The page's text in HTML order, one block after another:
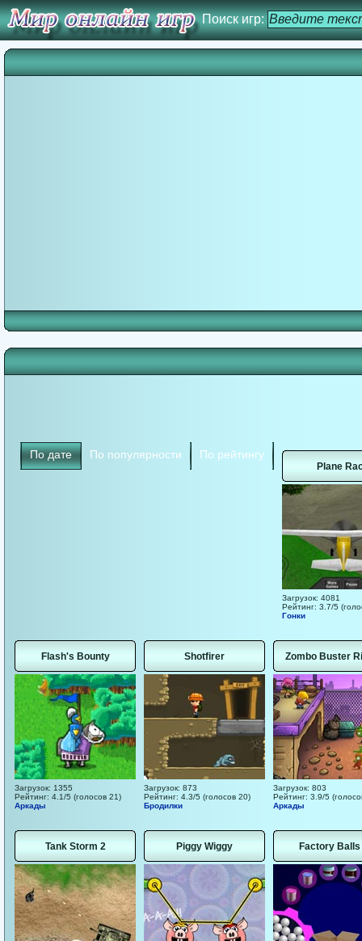
Поиск игр:
По дате По популярности По рейтингу
Plane
Загрузок: 4081
Рейтинг: 3.7/5
Гонки
Flash's Bounty
Загрузок: 1355
Рейтинг: 4.1/5 (голосов 21)
Аркады
Shotfirer
Загрузок: 873
Рейтинг: 4.3/5 (голосов 20)
Бродилки
Zombo Buster
Загрузок: 803
Рейтинг: 3.9/5
Аркады
Tank Storm 2 Piggy Wiggy Factory Balls